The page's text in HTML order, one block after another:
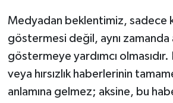
Medyadan beklentimiz, sadece
göstermesi değil, aynı zamanda
göstermeye yardımcı
veya hırsızlık haberlerinin
anlamına gelmez; aksine, bu